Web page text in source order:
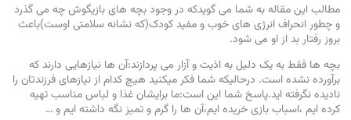
مطالب این مقاله به شما می گویدکه در وجود بچه های بازیگوش چه می گذرد
و چطور انحراف انرژی های خوب و مفید کودک(که نشانه سلامتی اوست)باعث
بروز رفتار بد از او می شود.
بچه ها فقط به یک دلیل به اذیت و آزار می پردازند:آن ها نیازهایی دارند که
برآورده نشده است. درحالیکه شما فکر میکنید هیچ کدام از نیازهای فرزندتان را
نادیده نگرفته اید.پاسخ شما این است:ما برایشان غذا و لباس مناسب تهیه
کرده ایم ،اسباب بازی خریده ایم،آن ها را گرم و تمیز نگه داشته ایم و …